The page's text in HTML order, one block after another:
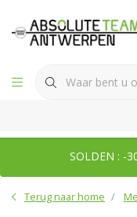
SOLDEN : -
Terug naar home